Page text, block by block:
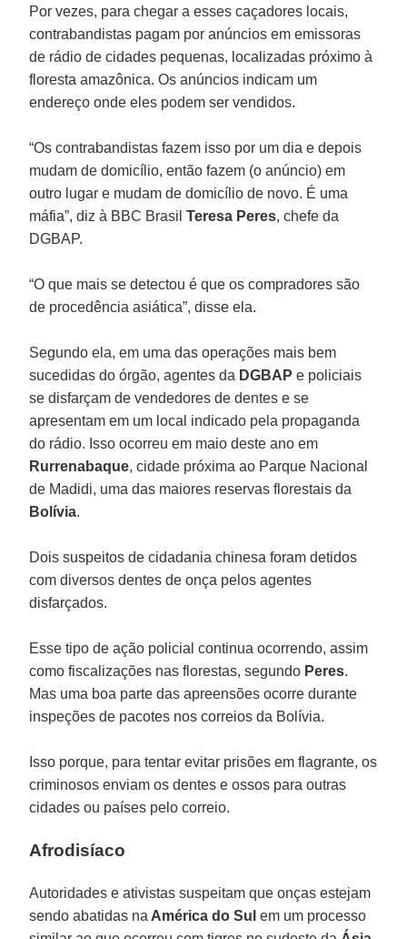
Por vezes, para chegar a esses caçadores locais,
contrabandistas pagam por anúncios em emissoras
de rádio de cidades pequenas, localizadas próximo à
floresta amazônica. Os anúncios indicam um
endereço onde eles podem ser vendidos.
“Os contrabandistas fazem isso por um dia e depois
mudam de domicílio, então fazem (o anúncio) em
outro lugar e mudam de domicílio de novo. É uma
máfia”, diz à BBC BrasilTeresa Peres, chefe da
DGBAP.
“O que mais se detectou é que os compradores são
de procedência asiática”, disse ela.
Segundo ela, em uma das operações mais bem
sucedidas do órgão, agentes da DGBAP e policiais
se disfarçam de vendedores de dentes e se
apresentam em um local indicado pela propaganda
do rádio. Isso ocorreu em maio deste ano em
Rurrenabaque, cidade próxima ao Parque Nacional
de Madidi, uma das maiores reservas florestais da
Bolívia.
Dois suspeitos de cidadania chinesa foram detidos
com diversos dentes de onça pelos agentes
disfarçados.
Esse tipo de ação policial continua ocorrendo, assim
como fiscalizações nas florestas, segundo Peres.
Mas uma boa parte das apreensões ocorre durante
inspeções de pacotes nos correios da Bolívia.
Isso porque, para tentar evitar prisões em flagrante, os
criminosos enviam os dentes e ossos para outras
cidades ou países pelo correio.
Afrodisíaco
Autoridades e ativistas suspeitam que onças estejam
sendo abatidas na América do Sul em um processo